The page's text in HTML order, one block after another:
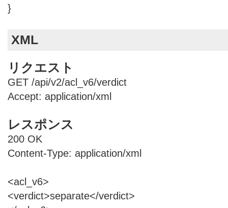
}
XML
リクエスト
GET /api/v2/acl_v6/verdict
Accept: application/xml
レスポンス
200 OK
Content-Type: application/xml
<acl_v6>
<verdict>separate</verdict>